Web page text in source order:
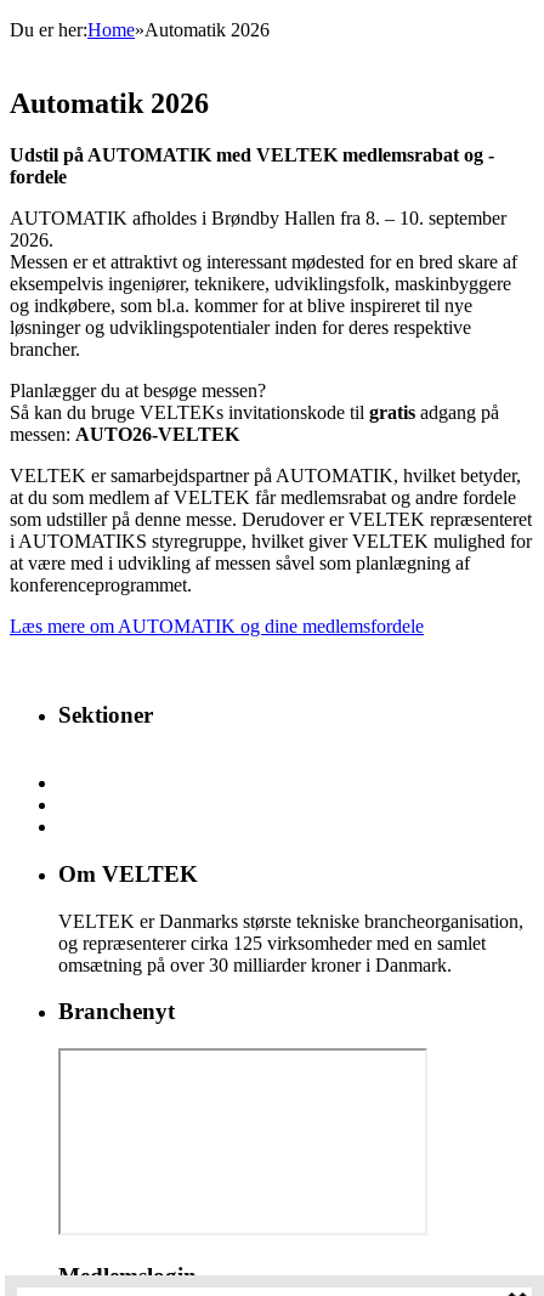
Du er her:Home»Automatik 2026
Automatik 2026
Udstil på AUTOMATIK med VELTEK medlemsrabat og -
fordele
AUTOMATIK afholdes i Brøndby Hallen fra 8. – 10. september
2026.
Messen er et attraktivt og interessant mødested for en bred skare af
eksempelvis ingeniører, teknikere, udviklingsfolk, maskinbyggere
og indkøbere, som bl.a. kommer for at blive inspireret til nye
løsninger og udviklingspotentialer inden for deres respektive
brancher.
Planlægger du at besøge messen?
Så kan du bruge VELTEKs invitationskode til gratis adgang på
messen: AUTO26-VELTEK
VELTEK er samarbejdspartner på AUTOMATIK, hvilket betyder,
at du som medlem af VELTEK får medlemsrabat og andre fordele
som udstiller på denne messe. Derudover er VELTEK repræsenteret
i AUTOMATIKS styregruppe, hvilket giver VELTEK mulighed for
at være med i udvikling af messen såvel som planlægning af
konferenceprogrammet.
Læs mere om AUTOMATIK og dine medlemsfordele
Sektioner
Om VELTEK
VELTEK er Danmarks største tekniske brancheorganisation,
og repræsenterer cirka 125 virksomheder med en samlet
omsætning på over 30 milliarder kroner i Danmark.
Branchenyt
Medlemslogin